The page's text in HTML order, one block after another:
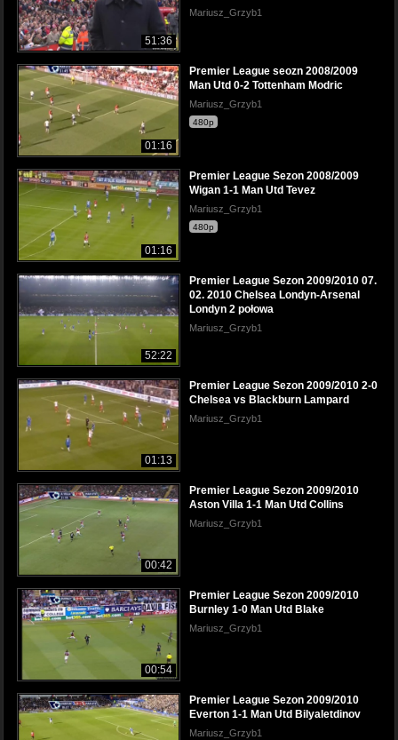
51:36
Mariusz_Grzyb1
01:16
Premier League seozn 2008/2009
Man Utd 0-2 Tottenham Modric
Mariusz_Grzyb1
480p
01:16
Premier League Sezon 2008/2009
Wigan 1-1 Man Utd Tevez
Mariusz_Grzyb1
480p
52:22
Premier League Sezon 2009/2010 07.
02. 2010 Chelsea Londyn-Arsenal
Londyn 2 połowa
Mariusz_Grzyb1
01:13
Premier League Sezon 2009/2010 2-0
Chelsea vs Blackburn Lampard
Mariusz_Grzyb1
00:42
Premier League Sezon 2009/2010
Aston Villa 1-1 Man Utd Collins
Mariusz_Grzyb1
00:54
Premier League Sezon 2009/2010
Burnley 1-0 Man Utd Blake
Mariusz_Grzyb1
Premier League Sezon 2009/2010
Everton 1-1 Man Utd Bilyaletdinov
Mariusz_Grzyb1